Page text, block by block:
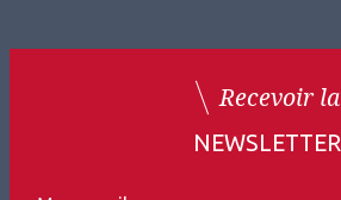
réfraction)
Session innovation
Recevoir la
NEWSLETTER